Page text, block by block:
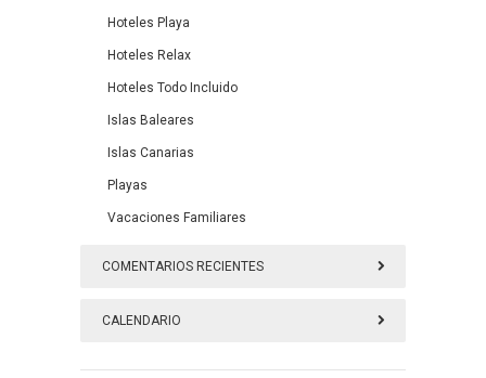
Hoteles Playa
Hoteles Relax
Hoteles Todo Incluido
Islas Baleares
Islas Canarias
Playas
Vacaciones Familiares
COMENTARIOS RECIENTES
CALENDARIO